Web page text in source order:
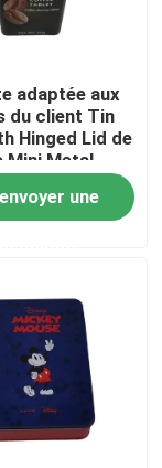
adaptée aux
du client Tin
Hinged Lid de
Mini Metal
Portable
envoyer une